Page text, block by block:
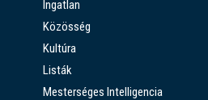
Ingatlan
Közösség
Kultúra
Listák
Mesterséges Intelligencia